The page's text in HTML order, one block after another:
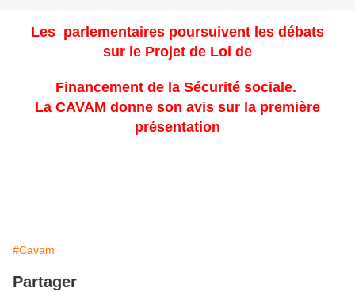
Les parlementaires poursuivent les débats
sur le Projet de Loi de
Financement de la Sécurité sociale.
La CAVAM donne son avis sur la première
présentation
#Cavam
Partager